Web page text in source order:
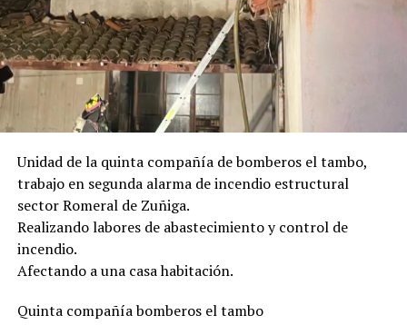
Unidad de la quinta compañía de bomberos el tambo,
trabajo en segunda alarma de incendio estructural
sector Romeral de Zuñiga.
Realizando labores de abastecimiento y control de
incendio.
Afectando a una casa habitación.
Quinta compañía bomberos el tambo